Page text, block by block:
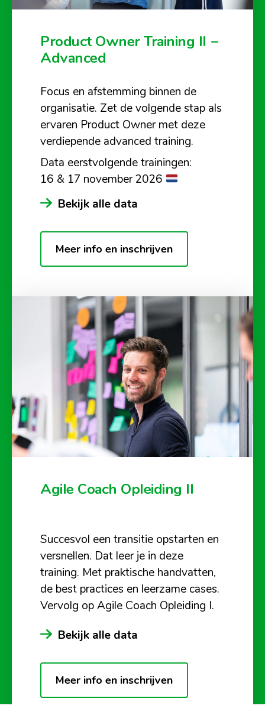
Product Owner Training II –
Advanced
Focus en afstemming binnen de
organisatie. Zet de volgende stap als
ervaren Product Owner met deze
verdiepende advanced training.
Data eerstvolgende trainingen:
16 & 17 november 2026
Bekijk alle data
Meer info en inschrijven
Agile Coach Opleiding II
Succesvol een transitie opstarten en
versnellen. Dat leer je in deze
training. Met praktische handvatten,
de best practices en leerzame cases.
Vervolg op Agile Coach Opleiding I.
Bekijk alle data
Meer info en inschrijven